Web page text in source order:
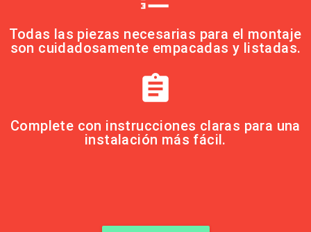
Todas las piezas necesarias para el montaje
son cuidadosamente empacadas y listadas.
assignment
Complete con instrucciones claras para una
instalación más fácil.